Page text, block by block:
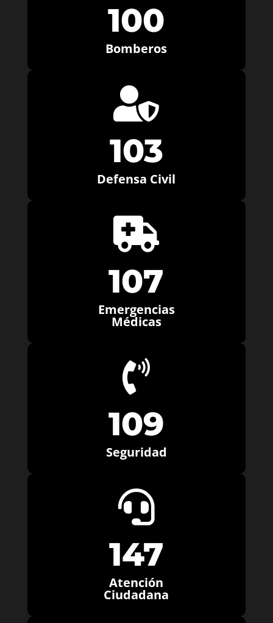
100
Bomberos

103
Defensa Civil

107
Emergencias
Médicas

109
Seguridad

147
Atención
Ciudadana